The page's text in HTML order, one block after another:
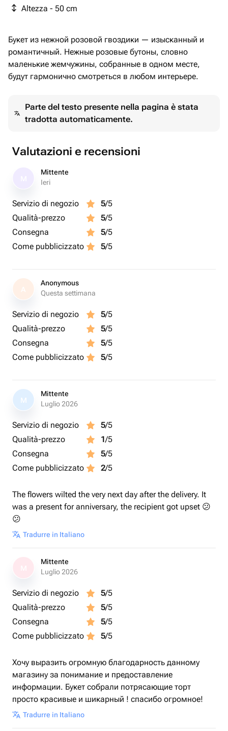
Altezza - 50 cm
Букет из нежной розовой гвоздики — изысканный и
романтичный. Нежные розовые бутоны, словно
маленькие жемчужины, собранные в одном месте,
будут гармонично смотреться в любом интерьере.
Parte del testo presente nella pagina è stata
tradotta automaticamente.
Valutazioni e recensioni
Mittente
Ieri
Servizio di negozio 5/5
Qualità-prezzo
5/5
Consegna
5/5
Come pubblicizzato
5/5
A
Anonymous
Questa settimana
Servizio di negozio 5/5
Qualità-prezzo
5/5
Consegna
5/5
Come pubblicizzato
5/5
M
Mittente
Luglio 2026
Servizio di negozio 5/5
Qualità-prezzo
1/5
Consegna
5/5
Come pubblicizzato
2/5
The flowers wilted the very next day after the delivery. It
was a present for anniversary, the recipient got upset 😕
😕
Tradurre in Italiano
Mittente
Luglio 2026
Servizio di negozio 5/5
Qualità-prezzo
5/5
Consegna
5/5
Come pubblicizzato
5/5
Хочу выразить огромную благодарность данному
магазину за понимание и предоставление
информации. Букет собрали потрясающие торт
просто красивые и шикарный ! спасибо огромное!
Tradurre in Italiano